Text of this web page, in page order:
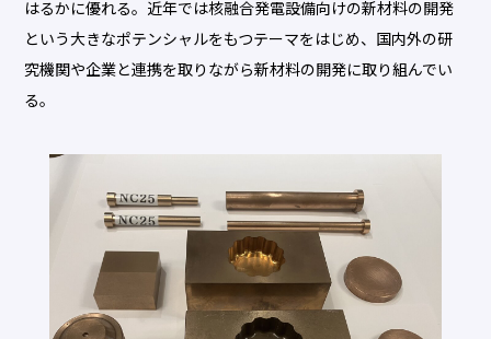
はるかに優れる。近年では核融合発電設備向けの新材料の開発
という大きなポテンシャルをもつテーマをはじめ、国内外の研
究機関や企業と連携を取りながら新材料の開発に取り組んでい
る。